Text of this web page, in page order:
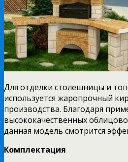
Для отделки столешницы и
используется жаропрочный
производства. Благодаря
высококачественных
данная модель смотрится
Комплектация